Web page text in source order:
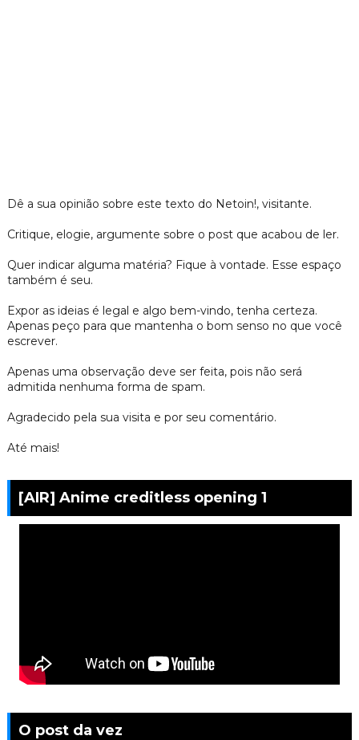
Dê a sua opinião sobre este texto do Netoin!, visitante.
Critique, elogie, argumente sobre o post que acabou de ler.
Quer indicar alguma matéria? Fique à vontade. Esse espaço
também é seu.
Expor as ideias é legal e algo bem-vindo, tenha certeza.
Apenas peço para que mantenha o bom senso no que você
escrever.
Apenas uma observação deve ser feita, pois não será
admitida nenhuma forma de spam.
Agradecido pela sua visita e por seu comentário.
Até mais!
[AIR] Anime creditless opening 1
O post da vez